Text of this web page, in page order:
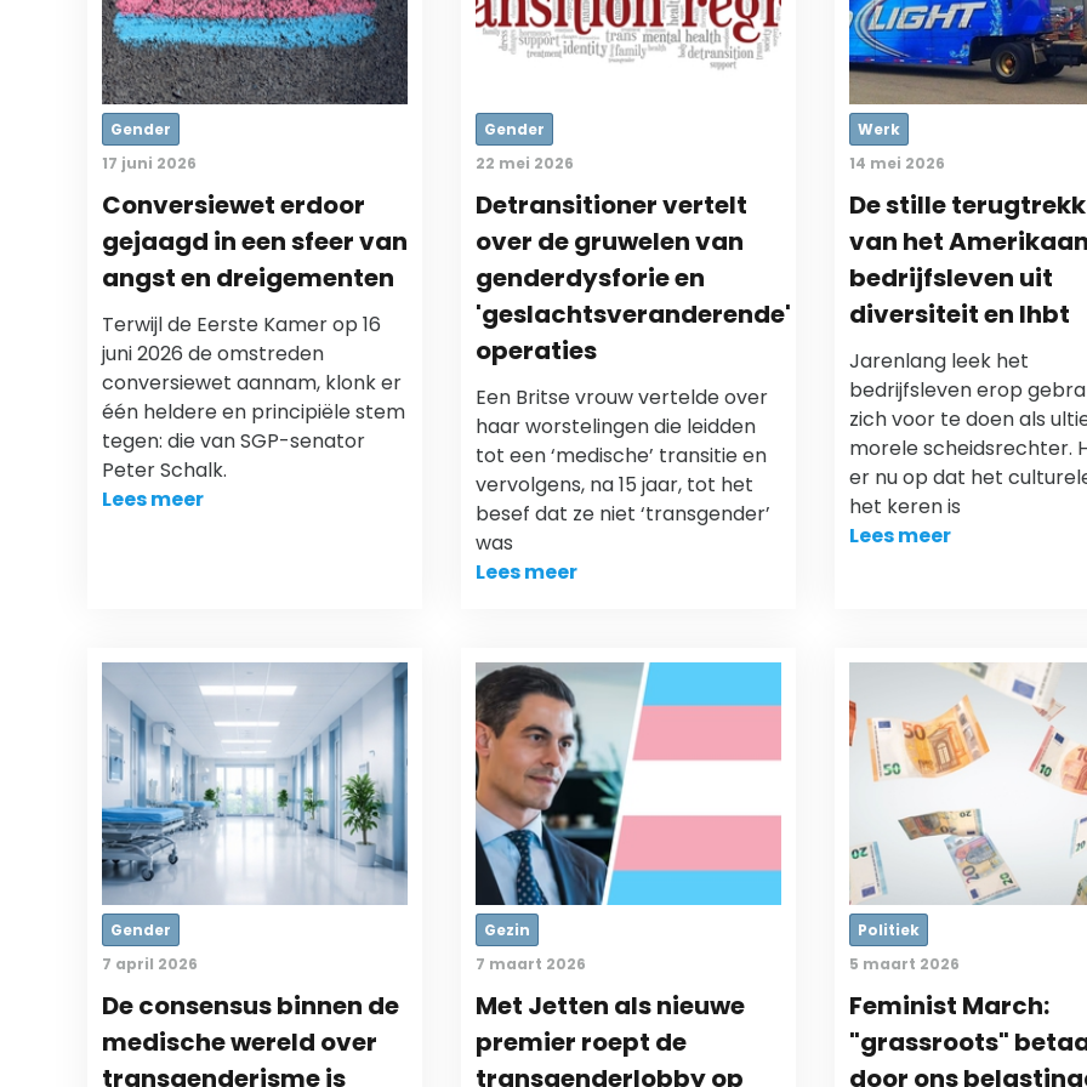
Gender
17 juni 2026
Conversiewet erdoor
gejaagd in een sfeer van
angst en dreigementen
Terwijl de Eerste Kamer op 16
juni 2026 de omstreden
conversiewet aannam, klonk er
één heldere en principiële stem
tegen: die van SGP-senator
Peter Schalk.
Lees meer
Gender
22 mei 2026
Detransitioner vertelt
over de gruwelen van
genderdysforie en
'geslachtsveranderende'
operaties
Een Britse vrouw vertelde over
haar worstelingen die leidden
tot een ‘medische’ transitie en
vervolgens, na 15 jaar, tot het
besef dat ze niet ‘transgender’
was
Lees meer
Werk
14 mei 2026
De stille
van het
bedrijfsleven uit
diversiteit en lhbt
Jarenlang leek het
bedrijfsleven erop
zich voor te doen als
morele scheidsrechter.
er nu op dat het
het keren is
Lees meer
Gender
7 april 2026
De consensus binnen de
medische wereld over
transgenderisme is
Gezin
7 maart 2026
Met Jetten als nieuwe
premier roept de
transgenderlobby op
Politiek
5 maart 2026
Feminist March:
"grassroots"
door ons